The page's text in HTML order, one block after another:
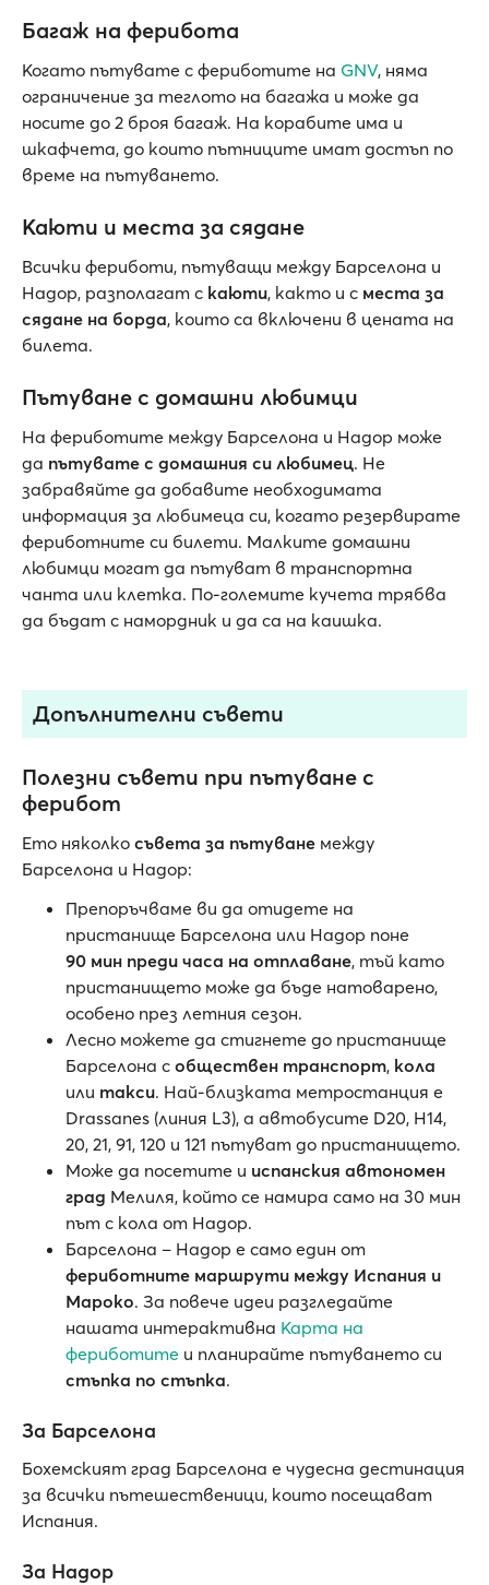
Багаж на ферибота
Когато пътувате с фериботите на GNV, няма
ограничение за теглото на багажа и може да
носите до 2 броя багаж. На корабите има и
шкафчета, до които пътниците имат достъп по
време на пътуването.
Каюти и места за сядане
Всички фериботи, пътуващи между Барселона и
Надор, разполагат с каюти, както и с места за
сядане на борда, които са включени в цената на
билета.
Пътуване с домашни любимци
На фериботите между Барселона и Надор може
да пътувате с домашния си любимец. Не
забравяйте да добавите необходимата
информация за любимеца си, когато резервирате
фериботните си билети. Малките домашни
любимци могат да пътуват в транспортна
чанта или клетка. По-големите кучета трябва
да бъдат с намордник и да са на каишка.
Допълнителни съвети
Полезни съвети при пътуване с
ферибот
Ето няколко съвета за пътуване между
Барселона и Надор:
Препоръчваме ви да отидете на
пристанище Барселона или Надор поне
90 мин преди часа на отплаване, тъй като
пристанището може да бъде натоварено,
особено през летния сезон.
Лесно можете да стигнете до пристанище
Барселона с обществен транспорт, кола
или такси. Най-близката метростанция е
Drassanes (линия L3), а автобусите D20, H14,
20, 21, 91, 120 и 121 пътуват до пристанището.
Може да посетите и испанския автономен
град Мелиля, който се намира само на 30 мин
път с кола от Надор.
Барселона – Надор е само един от
фериботните маршрути между Испания и
Мароко. За повече идеи разгледайте
нашата интерактивна Карта на
фериботите и планирайте пътуването си
стъпка по стъпка.
За Барселона
Бохемският град Барселона е чудесна дестинация
за всички пътешественици, които посещават
Испания.
За Надор